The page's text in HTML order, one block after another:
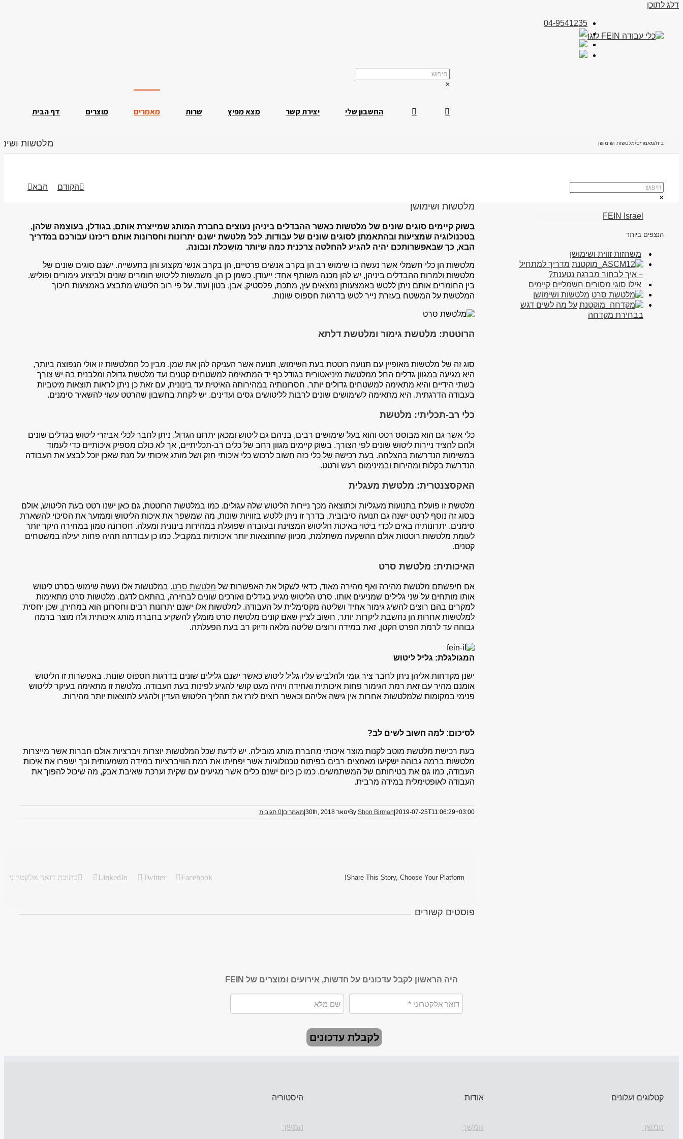
דלג לתוכן
04-9541235
×
דף הבית מוצרים מאמרים שרות מצא מפיץ יצירת קשר החשבון שלי
מלטשות בית/מאמרים/מלטשות ושימושן
הקודם הבא
מלטשות ושימושן
בשוק קיימים סוגים שונים של מלטשות כאשר ההבדלים ביניהן נעוצים בחברת המותג שמייצרת אותם, בגודלן, בעוצמה שלהן,
בטכנולוגיה שמציעות ובהתאמתן לסוגים שונים של עבודות. לכל מלטשת ישנם יתרונות וחסרונות אותם ריכזנו עבורכם במדריך
הבא, כך שבאפשרותכם יהיה להגיע להחלטה צרכנית כמה שיותר מושכלת ונבונה.
מלטשות הן כלי חשמלי אשר נעשה בו שימוש רב הן בקרב אנשים פרטיים, הן בקרב אנשי מקצוע והן בתעשייה. ישנם סוגים שונים של
מלטשות ולמרות ההבדלים ביניהן, יש להן מכנה משותף אחד: ייעודן. כשמן כן הן, משמשות לליטוש חומרים שונים ולביצוע גימורים ופוליש.
בין החומרים אותם ניתן ללטש באמצעותן נמצאים עץ, מתכת, פלסטיק, אבן, בטון ועוד. על פי רוב הליטוש מתבצע באמצעות חיכוך
המלטשת על המשטח בעזרת נייר לטש בדרגות חספוס שונות.
הרוטטת: מלטשת גימור ומלטשת דלתא
סוג זה של מלטשות מאופיין עם תנועה רוטטת בעת השימוש, תנועה אשר העניקה להן את שמן. מבין כל המלטשות זו אולי הנפוצה ביותר,
היא מגיעה במגוון גדלים החל ממלטשת מיניאטורית בגודל כף יד המתאימה למשטחים קטנים ועד מלטשת גדולה ומלבנית בה יש צורך
בשתי הידיים והיא מתאימה למשטחים גדולים יותר. חסרונותיה במהירותה האיטית עד בינונית, עם זאת כן ניתן לראות תוצאות מיטביות
בעבודה הדרגתית. היא מתאימה לשימושים שונים לרבות לליטושים גסים ועדינים. יש לקחת בחשבון שהרטט עשוי להשאיר סימנים.
כלי רב-תכליתי: מלטשת
כלי אשר גם הוא מבוסס רטט והוא בעל שימושים רבים, בניהם גם ליטוש ומכאן יתרונו הגדול. ניתן לחבר לכלי אביזרי ליטוש בגדלים שונים
ולהם להציד ניירות ליטוש שונים לפי הצורך. בשוק קיימים מגוון רחב של כלים רב-תכליתיים, אך לא כולם מספיק איכותיים כדי לעמוד
במשימות הנדרשות בהצלחה. בעת רכישה של כלי כזה חשוב לרכוש כלי איכותי חזק ושל מותג איכותי על מנת שאכן יוכל לבצע את העבודה
הנדרשת בקלות ומהירות ובמינימום רעש ורטט.
האקסצנטרית: מלטשת מעגלית
מלטשת זו פועלת בתנועות מעגליות וכתוצאה מכך ניירות הליטוש שלה עגולים. כמו במלטשת הרוטטת, גם כאן ישנו רטט בעת הליטוש, אולם
בסוג זה נוסף לרטט ישנה גם תנועה סיבובית. בדרך זו ניתן ללטש בזוויות שונות, מה שמשפר את איכות הליטוש וממזער את הסיכוי להשארת
סימנים. יתרונותיה באים לכדי ביטוי באיכות הליטוש המצוינת ובעובדה שפועלת במהירות בינונית ומעלה. חסרונה טמון במחירה היקר יותר
לעומת מלטשות רוטטות אולם ההשקעה משתלמת, מכיוון שהתוצאות יותר איכותיות במקביל. כמו כן עבודתה תהיה פחות יעילה במשטחים
קטנים.
האיכותית: מלטשת סרט
אם חיפשתם מלטשת מהירה ואף מהירה מאוד, כדאי לשקול את האפשרות של מלטשת סרט. במלטשות אלו נעשה שימוש בסרט ליטוש
אותו מותחים על שני גלילים שמניעים אותו. סרט הליטוש מגיע בגדלים ואורכים שונים לבחירה, בהתאם לדגם. מלטשות סרט מתאימות
למקרים בהם רוצים להשיג גימור אחיד ושליטה מקסימלית על העבודה. למלטשות אלו ישנם יתרונות רבים וחסרונן הוא במחירן, שכן יחסית
למלטשות אחרות הן נחשבת ליקרות יותר. חשוב לציין שאם קונים מלטשת סרט מומלץ להשקיע בחברת מותג איכותית ולה מוצר ברמה
גבוהה עד לרמת הפרט הקטן, זאת במידה ורוצים שליטה מלאה ודיוק רב בעת הפעלתה.
המגולגלת: גליל ליטוש
ישנן מקדחות אליהן ניתן לחבר ציר גומי ולהלביש עליו גליל ליטוש כאשר ישנם גלילים שונים בדרגות חספוס שונות. באפשרות זו הליטוש
אומנם מהיר עם זאת רמת הגימור פחות איכותית ואחידה ויהיה מעט קושי להגיע לפינות בעת העבודה. מלטשת זו מתאימה בעיקר לליטוש
פנימי במקומות שלמלטשות אחרות אין גישה אליהם וכאשר רוצים לזרז את תהליך הליטוש העדין ולהגיע לתוצאות יותר מהירות.
לסיכום: למה חשוב לשים לב?
בעת רכישת מלטשת מוטב לקנות מוצר איכותי מחברת מותג מובילה. יש לדעת שכל המלטשות יוצרות ויברציות אולם חברות אשר מייצרות
מלטשות ברמה גבוהה ישקיעו מאמצים רבים בפיתוח טכנולוגיות אשר יפחיתו את רמת הוויברציות במידה משמעותית וכך ישפרו את איכות
העבודה, כמו גם את בטיחותם של המשתמשים. כמו כן כיום ישנם כלים אשר מגיעים עם שקית וערכת שאיבת אבק, מה שיכול להפוך את
העבודה לאופטימלית במידה מרבית.
ByShon Birman |2019-07-25T11:06:29+03:00 ינואר 30th, 2018 | מאמרים 0 תגובות
Share This Story, Choose Your Platform!
Facebook
Twitter
LinkedIn כתובת דואר אלקטרוני
פוסטים קשורים
×
FEIN Israel
הנצפים ביותר
משחזות זווית ושימושן
מדריך למתחיל
– איך לבחור מברגה נטענת?
אילו סוגי מסורים חשמליים קיימים
מלטשות ושימושן
על מה לשים דגש
בבחירת מקדחה
היה הראשון לקבל עדכונים על חדשות, אירועים ומוצרים של FEIN
לקבלת עדכונים
קטלוגים ועלונים
המשך
אודות
המשך
היסטוריה
המשך